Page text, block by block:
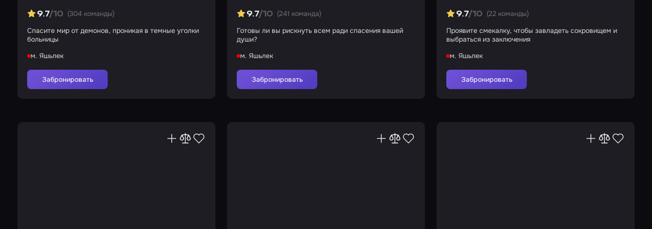
9.7/10 (304 команды)
Спасите мир от демонов, проникая в темные уголки
больницы
м. Яшьлек
Забронировать
9.7/10 (241 команда)
Готовы ли вы рискнуть всем ради спасения вашей
души?
м. Яшьлек
Забронировать
9.7/10 (22 команды)
Проявите смекалку, чтобы завладеть сокровищем и
выбраться из заключения
м. Яшьлек
Забронировать